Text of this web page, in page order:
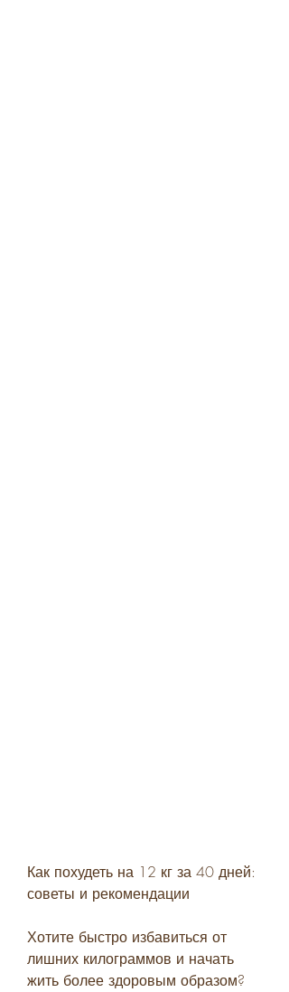
Как похудеть на 12 кг за 40 дней:
советы и рекомендации
Хотите быстро избавиться от
лишних килограммов и начать
жить более здоровым образом?